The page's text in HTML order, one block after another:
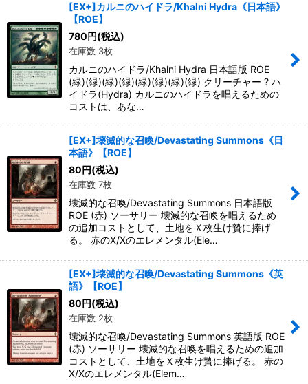
[EX+]カルニのハイドラ/Khalni Hydra《日本語》
【ROE】
780円(税込)
在庫数 3枚
カルニのハイドラ/Khalni Hydra 日本語版 ROE
(緑)(緑)(緑)(緑)(緑)(緑)(緑)(緑) クリーチャー ? ハ
イドラ(Hydra) カルニのハイドラを唱えるための
コストは、あな…
[EX+]壊滅的な召喚/Devastating Summons《日
本語》【ROE】
80円(税込)
在庫数 7枚
壊滅的な召喚/Devastating Summons 日本語版
ROE (赤) ソーサリー 壊滅的な召喚を唱えるため
の追加コストとして、土地をＸ枚生け贄に捧げ
る。 赤のX/Xのエレメンタル(Ele…
[EX+]壊滅的な召喚/Devastating Summons《英
語》【ROE】
80円(税込)
在庫数 2枚
壊滅的な召喚/Devastating Summons 英語版 ROE
(赤) ソーサリー 壊滅的な召喚を唱えるための追加
コストとして、土地をＸ枚生け贄に捧げる。 赤の
X/Xのエレメンタル(Elem…